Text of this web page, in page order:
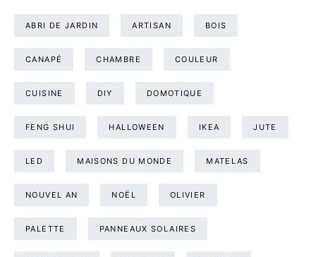
ABRI DE JARDIN ARTISAN BOIS
CANAPÉ CHAMBRE COULEUR
CUISINE DIY DOMOTIQUE
FENG SHUI HALLOWEEN IKEA JUTE
LED MAISONS DU MONDE MATELAS
NOUVEL AN NOËL OLIVIER
PALETTE PANNEAUX SOLAIRES